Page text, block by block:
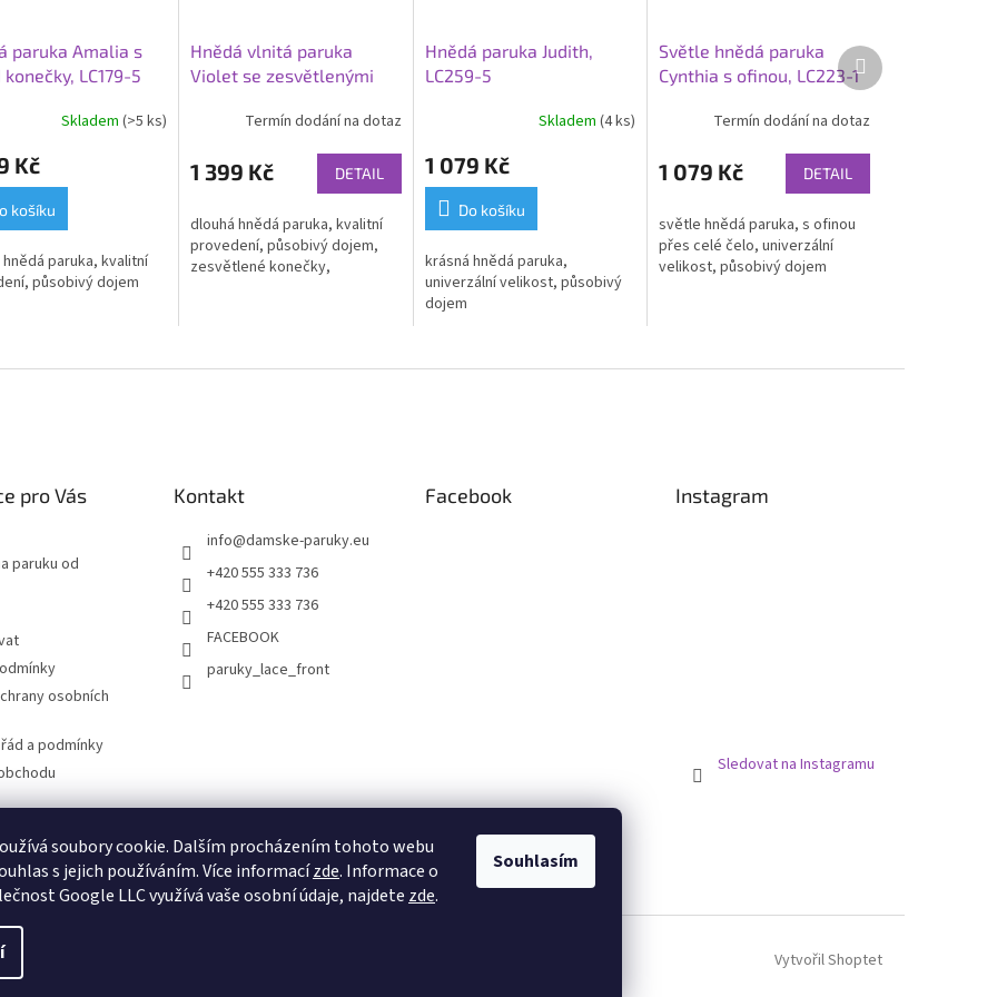
soubory cookie. Dalším procházením tohoto webu
s jejich používáním. Více informacízde. Informace o
Google LLC využívá vaše osobní údaje, najdete zde.
Souhlasím
paruka Amalia s
LC179-5
Skladem (>5 ks)
Kč
košíku
paruka, kvalitní
působivý dojem
Hnědá vlnitá paruka
Violet se zesvětlenými
Termín dodání na dotaz
1 399 Kč DETAIL
dlouhá hnědá paruka, kvalitní
provedení, působivý dojem,
zesvětlené konečky,
Hnědá paruka Judith,
LC259-5
produktu
je
5,0
z
5
hvězdiček.
Skladem(4 ks)
1 079 Kč
Do košíku
krásná hnědá paruka,
univerzální velikost, působivý
dojem
Světle hnědá paruka
Cynthia s ofinou, LC223-1
Termín dodání na dotaz
1 079 Kč DETAIL
světle hnědá paruka, s ofinou
přes celé čelo, univerzální
velikost, působivý dojem
Další
produkt
pro Vás
paruku od
osobních
a podmínky
Kontakt
info@damske-paruky.eu
+420 555 333 736
+420 555 333 736
FACEBOOK
paruky_lace_front
Facebook Instagram
Sledovat na Instagramu
www.damske-paruky.eu
Vytvořil Shoptet